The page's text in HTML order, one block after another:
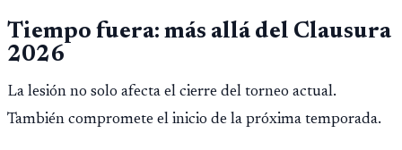
Tiempo fuera: más allá del Clausura
2026
La lesión no solo afecta el cierre del torneo actual.
También compromete el inicio de la próxima temporada.